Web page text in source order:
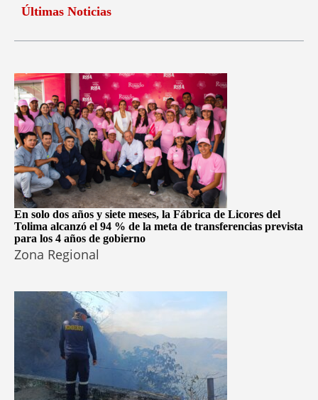
Últimas Noticias
En solo dos años y siete meses, la Fábrica de Licores del
Tolima alcanzó el 94 % de la meta de transferencias prevista
para los 4 años de gobierno
Zona Regional